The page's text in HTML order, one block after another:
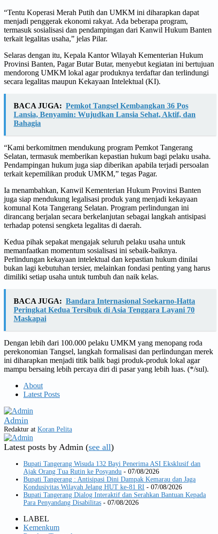
“Tentu Koperasi Merah Putih dan UMKM ini diharapkan dapat
menjadi penggerak ekonomi rakyat. Ada beberapa program,
termasuk sosialisasi dan pendampingan dari Kanwil Hukum Banten
terkait legalitas usaha,” jelas Pilar.
Selaras dengan itu, Kepala Kantor Wilayah Kementerian Hukum
Provinsi Banten, Pagar Butar Butar, menyebut kegiatan ini bertujuan
mendorong UMKM lokal agar produknya terdaftar dan terlindungi
secara legalitas maupun Kekayaan Intelektual (KI).
BACA JUGA: Pemkot Tangsel Kembangkan 36 Pos
Lansia, Benyamin: Wujudkan Lansia Sehat, Aktif, dan
Bahagia
“Kami berkomitmen mendukung program Pemkot Tangerang
Selatan, termasuk memberikan kepastian hukum bagi pelaku usaha.
Pendampingan hukum juga siap diberikan apabila terjadi persoalan
terkait kepemilikan produk UMKM,” tegas Pagar.
Ia menambahkan, Kanwil Kementerian Hukum Provinsi Banten
juga siap mendukung legalisasi produk yang menjadi kekayaan
komunal Kota Tangerang Selatan. Program perlindungan ini
dirancang berjalan secara berkelanjutan sebagai langkah antisipasi
terhadap potensi sengketa legalitas di daerah.
Kedua pihak sepakat mengajak seluruh pelaku usaha untuk
memanfaatkan momentum sosialisasi ini sebaik-baiknya.
Perlindungan kekayaan intelektual dan kepastian hukum dinilai
bukan lagi kebutuhan tersier, melainkan fondasi penting yang harus
dimiliki setiap usaha untuk tumbuh dan naik kelas.
BACA JUGA: Bandara Internasional Soekarno-Hatta
Peringkat Kedua Tersibuk di Asia Tenggara Layani 70
Maskapai
Dengan lebih dari 100.000 pelaku UMKM yang menopang roda
perekonomian Tangsel, langkah formalisasi dan perlindungan merek
ini diharapkan menjadi titik balik bagi produk-produk lokal agar
mampu bersaing lebih percaya diri di pasar yang lebih luas. (*/sul).
About
Latest Posts
Admin
Redaktur at Koran Pelita
Latest posts by Admin (see all)
Bupati Tangerang Wisuda 132 Bayi Penerima ASI Eksklusif dan
Ajak Orang Tua Rutin ke Posyandu - 07/08/2026
Bupati Tangerang : Antisipasi Dini Dampak Kemarau dan Jaga
Kondusivitas Wilayah Jelang HUT ke-81 RI - 07/08/2026
Bupati Tangerang Dialog Interaktif dan Serahkan Bantuan Kepada
Para Penyandang Disabilitas - 07/08/2026
LABEL
Kemenkum